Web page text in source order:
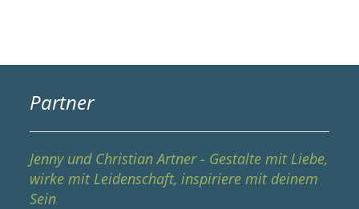
Partner
Jenny und Christian Artner - Gestalte mit Liebe,
wirke mit Leidenschaft, inspiriere mit deinem
Sein